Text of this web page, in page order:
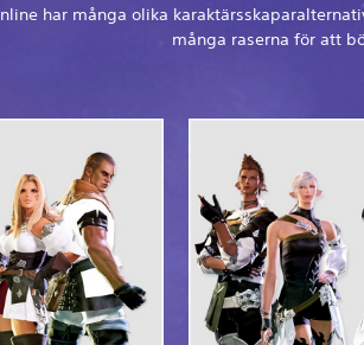
har många olika
många raserna för att